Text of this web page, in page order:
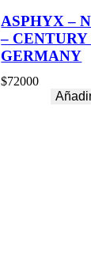
ASPHYX –
–
GERMANY
$72000